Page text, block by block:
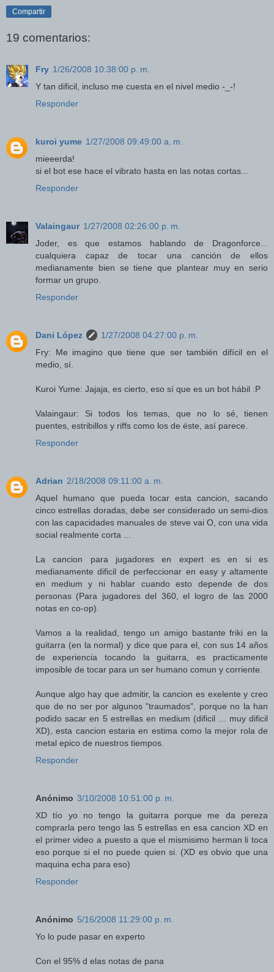
Compartir
19 comentarios:
Fry 1/26/2008 10:38:00 p. m.
Y tan dificil, incluso me cuesta en el nivel medio -_-!
Responder
kuroi yume 1/27/2008 09:49:00 a. m.
mieeerda!
si el bot ese hace el vibrato hasta en las notas cortas...
Responder
Valaingaur 1/27/2008 02:26:00 p. m.
Joder, es que estamos hablando de Dragonforce...
cualquiera capaz de tocar una canción de ellos
medianamente bien se tiene que plantear muy en serio
formar un grupo.
Responder
Dani López
1/27/2008 04:27:00 p. m.
Fry: Me imagino que tiene que ser también difícil en el
medio, sí.
Kuroi Yume: Jajaja, es cierto, eso sí que es un bot hábil :P
Valaingaur: Si todos los temas, que no lo sé, tienen
puentes, estribillos y riffs como los de éste, así parece.
Responder
Adrian 2/18/2008 09:11:00 a. m.
Aquel humano que pueda tocar esta cancion, sacando
cinco estrellas doradas, debe ser considerado un semi-dios
con las capacidades manuales de steve vai O, con una vida
social realmente corta ...
La cancion para jugadores en expert es en si es
medianamente dificil de perfeccionar en easy y altamente
en medium y ni hablar cuando esto depende de dos
personas (Para jugadores del 360, el logro de las 2000
notas en co-op).
Vamos a la realidad, tengo un amigo bastante friki en la
guitarra (en la normal) y dice que para el, con sus 14 años
de experiencia tocando la guitarra, es practicamente
imposible de tocar para un ser humano comun y corriente.
Aunque algo hay que admitir, la cancion es exelente y creo
que de no ser por algunos "traumados", porque no la han
podido sacar en 5 estrellas en medium (dificil ... muy dificil
XD), esta cancion estaria en estima como la mejor rola de
metal epico de nuestros tiempos.
Responder
Anónimo 3/10/2008 10:51:00 p. m.
XD tío yo no tengo la guitarra porque me da pereza
comprarla pero tengo las 5 estrellas en esa cancion XD en
el primer video a puesto a que el mismisimo herman li toca
eso porque si el no puede quien si. (XD es obvio que una
maquina echa para eso)
Responder
Anónimo 5/16/2008 11:29:00 p. m.
Yo lo pude pasar en experto
Con el 95% d elas notas de pana